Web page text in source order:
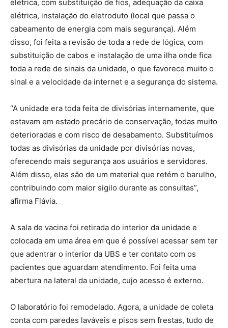
elétrica, com substituição de fios, adequação da caixa
elétrica, instalação do eletroduto (local que passa o
cabeamento de energia com mais segurança). Além
disso, foi feita a revisão de toda a rede de lógica, com
substituição de cabos e instalação de uma ilha onde fica
toda a rede de sinais da unidade, o que favorece muito o
sinal e a velocidade da internet e a segurança do sistema.
“A unidade era toda feita de divisórias internamente, que
estavam em estado precário de conservação, todas muito
deterioradas e com risco de desabamento. Substituímos
todas as divisórias da unidade por divisórias novas,
oferecendo mais segurança aos usuários e servidores.
Além disso, elas são de um material que retém o barulho,
contribuindo com maior sigilo durante as consultas”,
afirma Flávia.
A sala de vacina foi retirada do interior da unidade e
colocada em uma área em que é possível acessar sem ter
que adentrar o interior da UBS e ter contato com os
pacientes que aguardam atendimento. Foi feita uma
abertura na lateral da unidade, cujo acesso é externo.
O laboratório foi remodelado. Agora, a unidade de coleta
conta com paredes laváveis e pisos sem frestas, tudo de